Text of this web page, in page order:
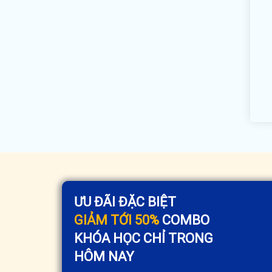
ƯU ĐÃI ĐẶC BIỆT
GIẢM TỚI 50% COMBO
KHÓA HỌC CHỈ TRONG
HÔM NAY